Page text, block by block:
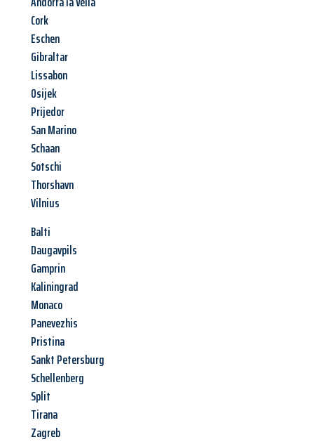
Cork
Eschen
Gibraltar
Lissabon
Osijek
Prijedor
San Marino
Schaan
Sotschi
Thorshavn
Vilnius
Balti
Daugavpils
Gamprin
Kaliningrad
Monaco
Panevezhis
Pristina
Sankt Petersburg
Schellenberg
Split
Tirana
Zagreb